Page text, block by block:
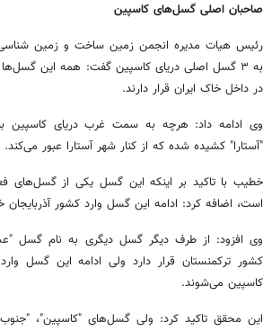
صاحبان اصلی گسل‌های کاسپین
رئیس هیات مدیره انجمن زمین ساخت و زمین شناسی
به ۳ گسل اصلی دریای کاسپین گفت: همه این
در داخل خاک ایران قرار دارند.
وی ادامه داد: هرچه به سمت غرب دریای کاسپین
"آستارا" کشیده شده که از کنار شهر آستارا عبور می‌کند.
خطیب با تاکید بر اینکه این گسل یکی از گسل‌های
است، اضافه کرد: ادامه این گسل وارد کشور
وی افزود: از طرف دیگر گسل دیگری به نام گسل
کشور ترکمنستان قرار دارد ولی ادامه این گسل
کاسپین می‌شوند.
این محقق تاکید کرد: ولی گسل‌های "کاسپین"،